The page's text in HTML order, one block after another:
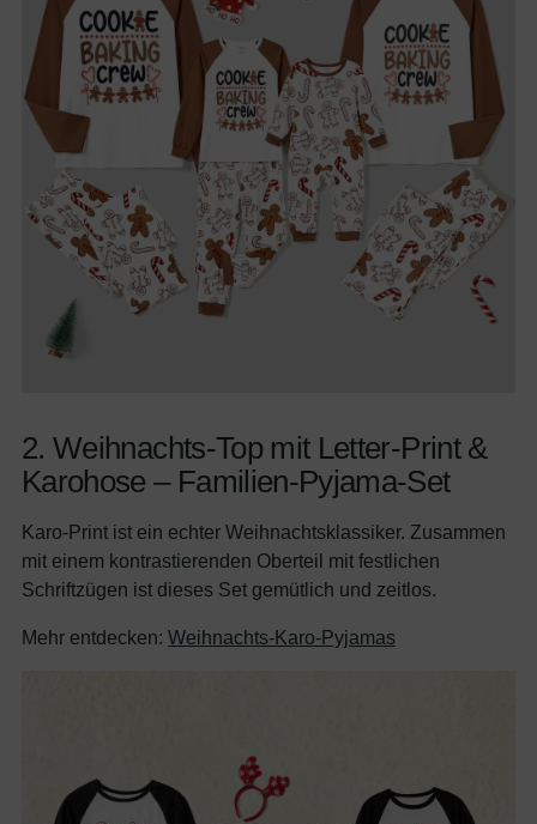
2. Weihnachts-Top mit Letter-Print &
Karohose – Familien-Pyjama-Set
Karo-Print ist ein echter Weihnachtsklassiker. Zusammen
mit einem kontrastierenden Oberteil mit festlichen
Schriftzügen ist dieses Set gemütlich und zeitlos.
Mehr entdecken: Weihnachts-Karo-Pyjamas